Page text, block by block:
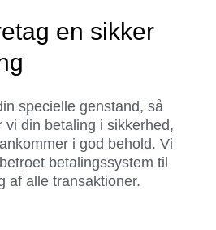
en sikker
specielle genstand, så
vi din betaling i sikkerhed,
i god behold. Vi
betalingssystem til
af alle transaktioner.